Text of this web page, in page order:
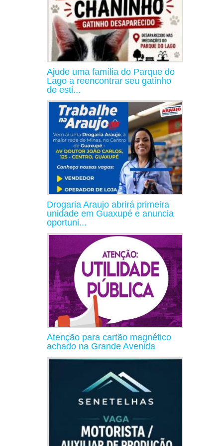
Ajude uma família do Parque do
Lago a reencontrar seu gatinho
de esti...
Drogaria Araujo abrirá primeira
unidade em Guaxupé e anuncia
oportuni...
Atenção para cartão magnético
achado na Grande Avenida